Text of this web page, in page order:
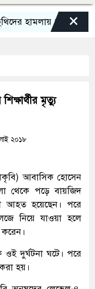
হামলায় ১১ নাগরিক
×
মৃত্যু
২০১৮
আবাসিক হোসেন
থেকে পড়ে বায়জিদ
আহত হয়েছেন। পরে
নিয়ে যাওয়া হলে
ওই দুর্ঘটনা ঘটে। পরে
হয়।